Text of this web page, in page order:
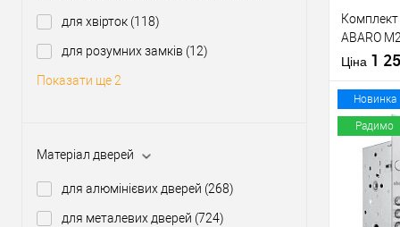
для хвірток (118)
для розумних замків (12)
Показати ще 2
Матеріал дверей
для алюмінієвих дверей (268)
для металевих дверей (724)
Матеріал
Країна
Статус
Комплект
ABARO
Ціна 1
Новинка
Радимо